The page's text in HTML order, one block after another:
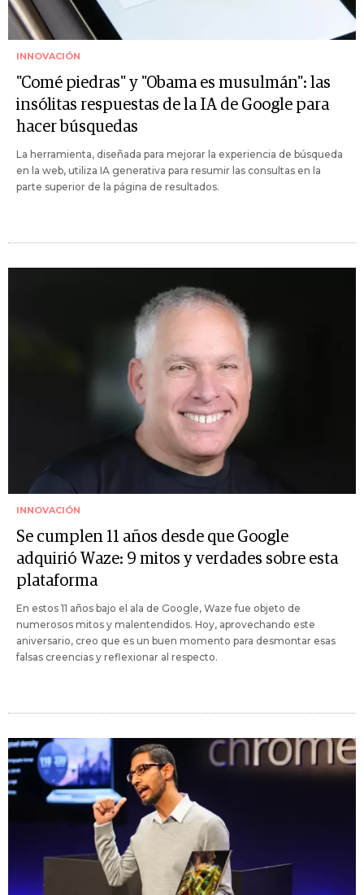
INNOVACIÓN
"Comé piedras" y "Obama es musulmán": las
insólitas respuestas de la IA de Google para
hacer búsquedas
La herramienta, diseñada para mejorar la experiencia de búsqueda
en la web, utiliza IA generativa para resumir las consultas en la
parte superior de la página de resultados.
INNOVACIÓN
Se cumplen 11 años desde que Google
adquirió Waze: 9 mitos y verdades sobre esta
plataforma
En estos 11 años bajo el ala de Google, Waze fue objeto de
numerosos mitos y malentendidos. Hoy, aprovechando este
aniversario, creo que es un buen momento para desmontar esas
falsas creencias y reflexionar al respecto.